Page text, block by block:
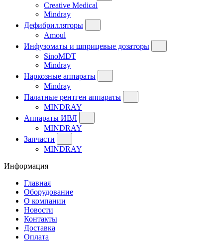
Creative Medical
Mindray
Дефибрилляторы
Amoul
Инфузоматы и шприцевые дозаторы
SinoMDT
Mindray
Наркозные аппараты
Mindray
Палатные рентген аппараты
MINDRAY
Аппараты ИВЛ
MINDRAY
Запчасти
MINDRAY
Информация
Главная
Оборудование
О компании
Новости
Контакты
Доставка
Оплата